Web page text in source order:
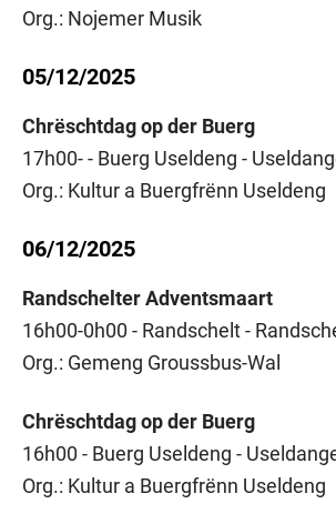
Org.: Nojemer Musik
05/12/2025
Chrëschtdag op der Buerg
17h00- - Buerg Useldeng -
Org.: Kultur a Buergfrënn Useldeng
06/12/2025
Randschelter Adventsmaart
16h00-0h00 - Randschelt -
Org.: Gemeng Groussbus-Wal
Chrëschtdag op der Buerg
16h00 - Buerg Useldeng -
Org.: Kultur a Buergfrënn Useldeng